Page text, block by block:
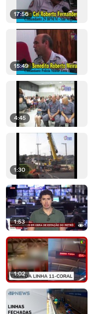
17:56
15:49
4:45
1:30
1:53
1:02